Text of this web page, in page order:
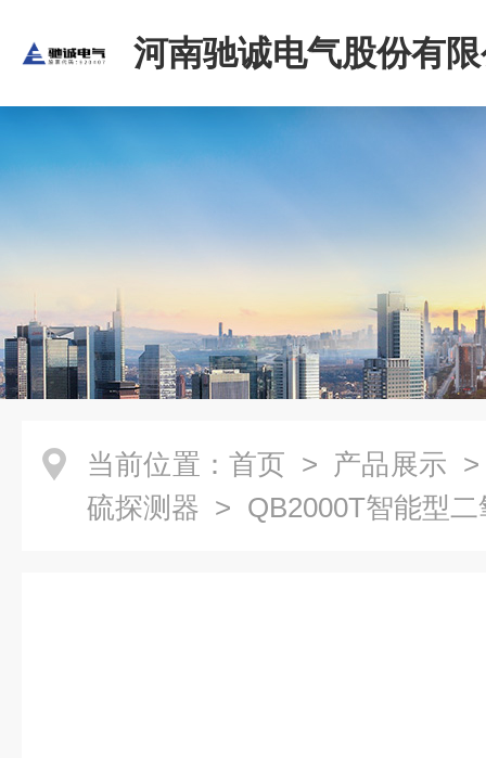
河南驰诚电气股份有
当前位置： 首页 > 产品展示
硫探测器 > QB2000T智能型